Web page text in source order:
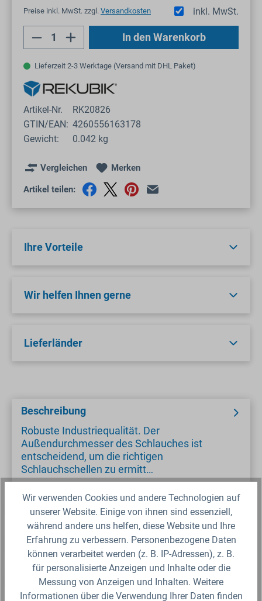
inkl. MwSt.
Preise inkl. MwSt. zzgl. Versandkosten
Produkt Anzahl: Gib den gewünschten
In den Warenkorb
Lieferzeit 2-3 Werktage (Versand mit DHL Paket)
Artikel-Nr.
RK20826
GTIN/EAN: 4260556163178
Gewicht:
0.042 kg
Vergleichen Merken
Artikel teilen:
Ihre Vorteile
Wir helfen Ihnen gerne
Lieferländer
Beschreibung
Robuste Industriequalität. Der
Außendurchmesser des Schlauches ist
entscheidend, um die richtigen
Schlauchschellen zu ermitt…
Sicherheitsdatenblatt
Fragen zum Artikel?
Produktbewertungen
Wir verwenden Cookies und andere Technologien auf
unserer Website. Einige von ihnen sind essenziell,
während andere uns helfen, diese Website und Ihre
Erfahrung zu verbessern. Personenbezogene Daten
können verarbeitet werden (z. B. IP-Adressen), z. B.
für personalisierte Anzeigen und Inhalte oder die
Messung von Anzeigen und Inhalten. Weitere
Informationen über die Verwendung Ihrer Daten finden